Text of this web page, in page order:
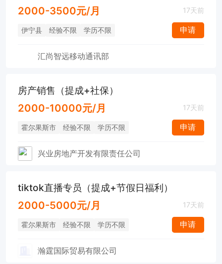
2000-3500元/月 17天前
伊宁县 经验不限 学历不限 申请
汇尚智远移动通讯部
房产销售（提成+社保）
2000-10000元/月 17天前
霍尔果斯市 经验不限 学历不限 申请
兴业房地产开发有限责任公司
tiktok直播专员（提成+节假日福利）
2000-5000元/月 17天前
霍尔果斯市 经验不限 学历不限 申请
瀚霆国际贸易有限公司